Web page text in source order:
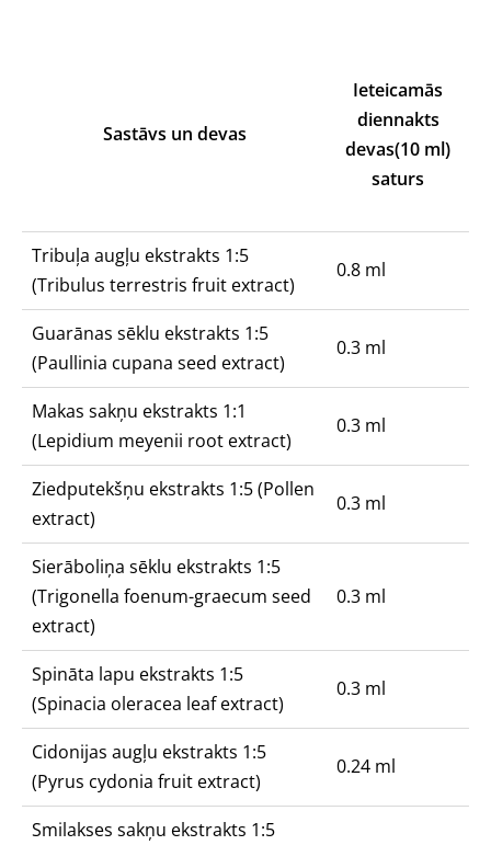
Sastāvs un devas
Ieteicamās
diennakts
devas(10 ml)
saturs
Tribuļa augļu ekstrakts 1:5
(Tribulus terrestris fruit extract)
0.8 ml
Guarānas sēklu ekstrakts 1:5
(Paullinia cupana seed extract)
0.3 ml
Makas sakņu ekstrakts 1:1
(Lepidium meyenii root extract)
0.3 ml
Ziedputekšņu ekstrakts 1:5 (Pollen
extract)
0.3 ml
Sierāboliņa sēklu ekstrakts 1:5
(Trigonella foenum-graecum seed
extract)
0.3 ml
Spināta lapu ekstrakts 1:5
(Spinacia oleracea leaf extract)
0.3 ml
Cidonijas augļu ekstrakts 1:5
(Pyrus cydonia fruit extract)
0.24 ml
Smilakses sakņu ekstrakts 1:5